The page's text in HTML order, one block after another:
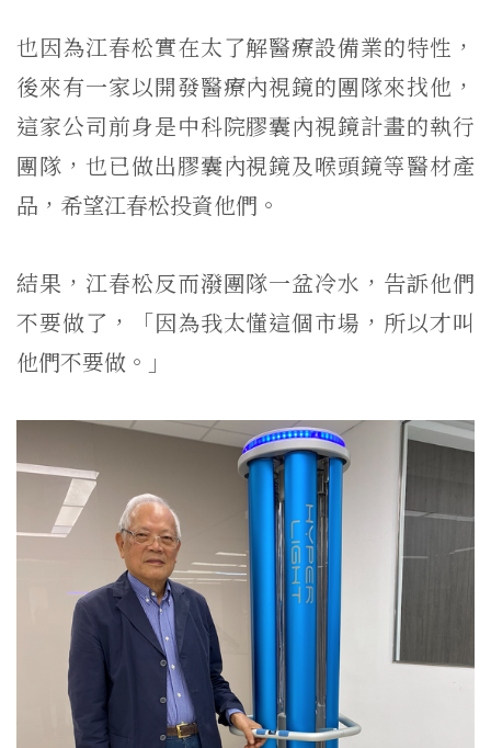
也因為江春松實在太了解醫療設備業的特性，
後來有一家以開發醫療內視鏡的團隊來找他，
這家公司前身是中科院膠囊內視鏡計畫的執行
團隊，也已做出膠囊內視鏡及喉頭鏡等醫材產
品，希望江春松投資他們。
結果，江春松反而潑團隊一盆冷水，告訴他們
不要做了，「因為我太懂這個市場，所以才叫
他們不要做。」